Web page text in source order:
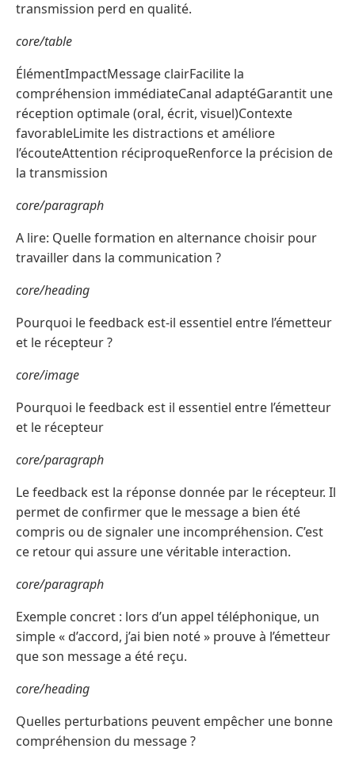
transmission perd en qualité.
core/table
ÉlémentImpactMessage clairFacilite la
compréhension immédiateCanal adaptéGarantit une
réception optimale (oral, écrit, visuel)Contexte
favorableLimite les distractions et améliore
l’écouteAttention réciproqueRenforce la précision de
la transmission
core/paragraph
A lire: Quelle formation en alternance choisir pour
travailler dans la communication ?
core/heading
Pourquoi le feedback est-il essentiel entre l’émetteur
et le récepteur ?
core/image
Pourquoi le feedback est il essentiel entre l’émetteur
et le récepteur
core/paragraph
Le feedback est la réponse donnée par le récepteur. Il
permet de confirmer que le message a bien été
compris ou de signaler une incompréhension. C’est
ce retour qui assure une véritable interaction.
core/paragraph
Exemple concret : lors d’un appel téléphonique, un
simple « d’accord, j’ai bien noté » prouve à l’émetteur
que son message a été reçu.
core/heading
Quelles perturbations peuvent empêcher une bonne
compréhension du message ?